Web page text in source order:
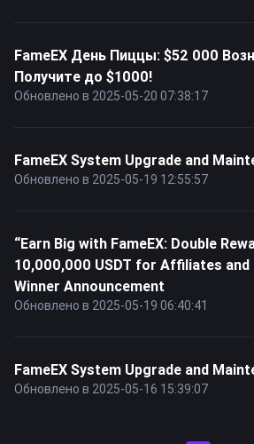
FameEX День Пиццы: $52 000
Получите до $1000!
Обновлено в 2025-05-20 07:38:17
FameEX System Upgrade and
Обновлено в 2025-05-19 12:55:57
“Earn Big with FameEX: Double
10,000,000 USDT for Affiliates and
Winner Announcement
Обновлено в 2025-05-19 06:40:41
FameEX System Upgrade and
Обновлено в 2025-05-16 15:39:07